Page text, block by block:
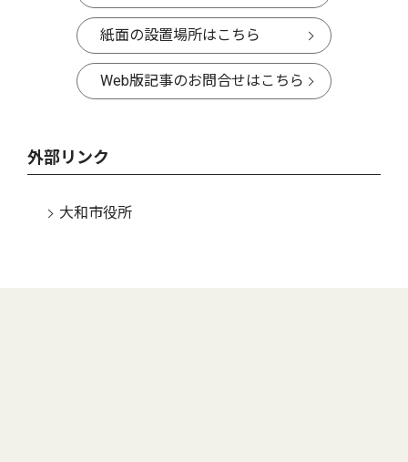
紙面の設置場所はこちら
Web版記事のお問合せはこちら
外部リンク
大和市役所